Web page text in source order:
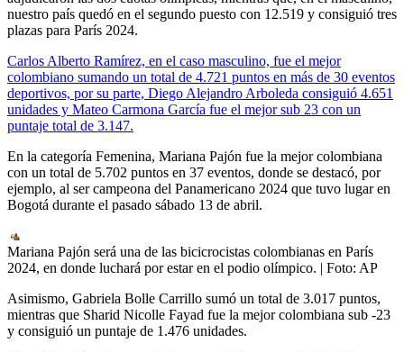
nuestro país quedó en el segundo puesto con 12.519 y consiguió tres
plazas para París 2024.
Carlos Alberto Ramírez, en el caso masculino, fue el mejor
colombiano sumando un total de 4.721 puntos en más de 30 eventos
deportivos, por su parte, Diego Alejandro Arboleda consiguió 4.651
unidades y Mateo Carmona García fue el mejor sub 23 con un
puntaje total de 3.147.
En la categoría Femenina, Mariana Pajón fue la mejor colombiana
con un total de 5.702 puntos en 37 eventos, donde se destacó, por
ejemplo, al ser campeona del Panamericano 2024 que tuvo lugar en
Bogotá durante el pasado sábado 13 de abril.
Mariana Pajón será una de las bicicrocistas colombianas en París
2024, en donde luchará por estar en el podio olímpico. | Foto: AP
Asimismo, Gabriela Bolle Carrillo sumó un total de 3.017 puntos,
mientras que Sharid Nicolle Fayad fue la mejor colombiana sub -23
y consiguió un puntaje de 1.476 unidades.